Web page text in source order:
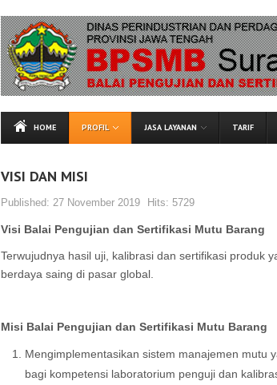
HOME PROFIL JASA LAYANAN TARIF
VISI DAN MISI
Published: 27 November 2019 Hits: 5729
Visi Balai Pengujian dan Sertifikasi Mutu Barang
Terwujudnya hasil uji, kalibrasi dan sertifikasi produk
berdaya saing di pasar global.
Misi Balai Pengujian dan Sertifikasi Mutu Barang
Mengimplementasikan sistem manajemen mutu
bagi kompetensi laboratorium penguji dan